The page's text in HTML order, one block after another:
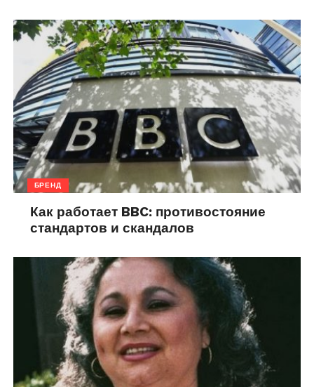
БРЕНД
Как работает BBC: противостояние
стандартов и скандалов